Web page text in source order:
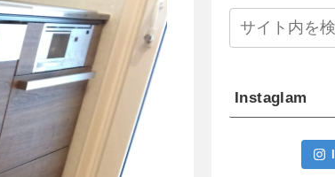
Instaglam